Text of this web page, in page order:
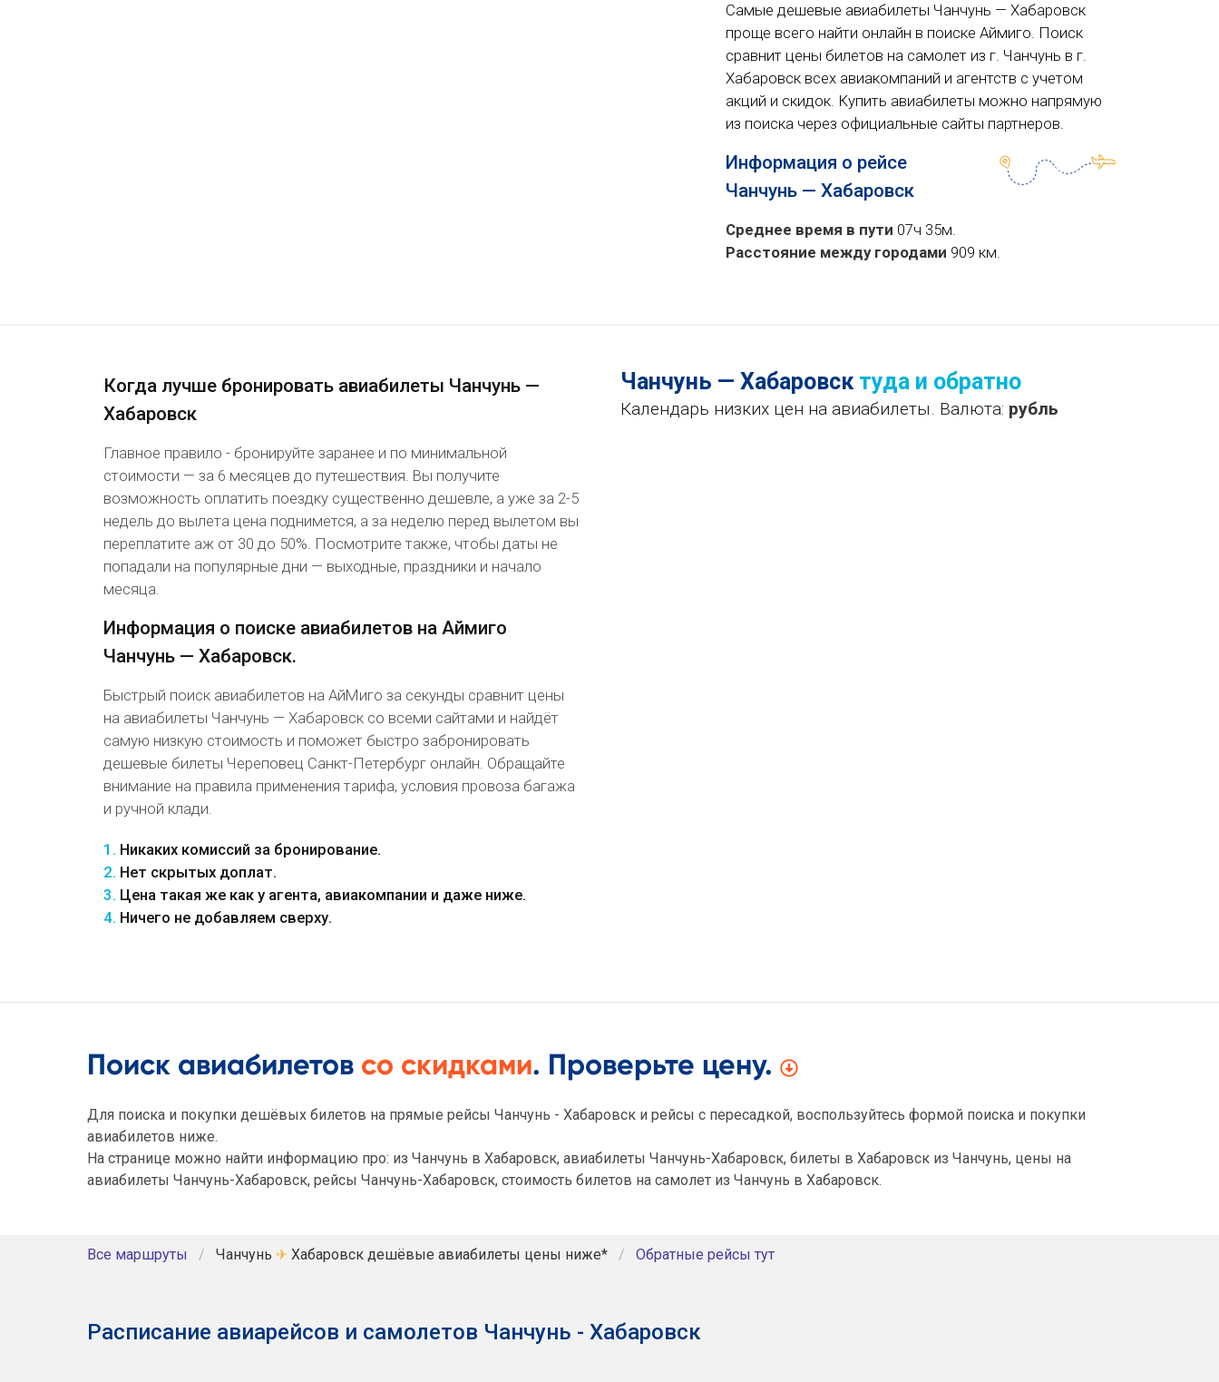
Самые дешевые авиабилеты Чанчунь — Хабаровск
проще всего найти онлайн в поиске Аймиго. Поиск
сравнит цены билетов на самолет из г. Чанчунь в г.
Хабаровск всех авиакомпаний и агентств с учетом
акций и скидок. Купить авиабилеты можно напрямую
из поиска через официальные сайты партнеров.
Информация о рейсе
Чанчунь — Хабаровск
Среднее время в пути 07ч 35м.
Расстояние между городами 909 км.
Когда лучше бронировать авиабилеты Чанчунь —
Хабаровск
Главное правило - бронируйте заранее и по минимальной
стоимости — за 6 месяцев до путешествия. Вы получите
возможность оплатить поездку существенно дешевле, а уже за 2-5
недель до вылета цена поднимется, а за неделю перед вылетом вы
переплатите аж от 30 до 50%. Посмотрите также, чтобы даты не
попадали на популярные дни — выходные, праздники и начало
месяца.
Информация о поиске авиабилетов на Аймиго
Чанчунь — Хабаровск.
Быстрый поиск авиабилетов на АйМиго за секунды сравнит цены
на авиабилеты Чанчунь — Хабаровск со всеми сайтами и найдёт
самую низкую стоимость и поможет быстро забронировать
дешевые билеты Череповец Санкт-Петербург онлайн. Обращайте
внимание на правила применения тарифа, условия провоза багажа
и ручной клади.
1. Никаких комиссий за бронирование.
2. Нет скрытых доплат.
3. Цена такая же как у агента, авиакомпании и даже ниже.
4. Ничего не добавляем сверху.
Чанчунь — Хабаровск туда и обратно
Календарь низких цен на авиабилеты. Валюта: рубль
Поиск авиабилетов со скидками. Проверьте цену.
Для поиска и покупки дешёвых билетов на прямые рейсы Чанчунь - Хабаровск и рейсы с пересадкой, воспользуйтесь формой поиска и покупки
авиабилетов ниже.
На странице можно найти информацию про: из Чанчунь в Хабаровск, авиабилеты Чанчунь-Хабаровск, билеты в Хабаровск из Чанчунь, цены на
авиабилеты Чанчунь-Хабаровск, рейсы Чанчунь-Хабаровск, стоимость билетов на самолет из Чанчунь в Хабаровск.
Все маршруты Чанчунь ✈ Хабаровск дешёвые авиабилеты цены ниже* Обратные рейсы тут
Расписание авиарейсов и самолетов Чанчунь - Хабаровск